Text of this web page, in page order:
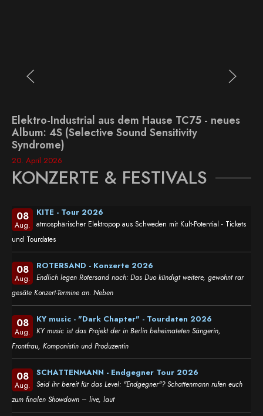
Elektro-Industrial aus dem Hause TC75 - neues
Album: 4S (Selective Sound Sensitivity
Syndrome)
20. April 2026
KONZERTE & FESTIVALS
08
Aug.
KITE - Tour 2026
atmosphärischer Elektropop aus Schweden mit Kult-Potential - Tickets
und Tourdates
08
Aug.
ROTERSAND - Konzerte 2026
Endlich legen Rotersand nach: Das Duo kündigt weitere, gewohnt rar
gesäte Konzert-Termine an. Neben
08
Aug.
KY music - "Dark Chapter" - Tourdaten 2026
KY music ist das Projekt der in Berlin beheimateten Sängerin,
Frontfrau, Komponistin und Produzentin
08
Aug.
SCHATTENMANN - Endgegner Tour 2026
Seid ihr bereit für das Level: "Endgegner"? Schattenmann rufen euch
zum finalen Showdown – live, laut